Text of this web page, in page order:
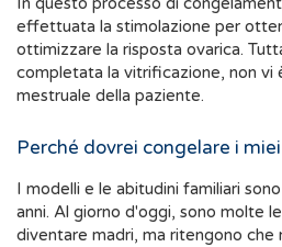
effettuata la stimolazione per
ottimizzare la risposta ovarica.
completata la vitrificazione, non vi
mestruale della paziente.
Perché dovrei congelare i
I modelli e le abitudini familiari
anni. Al giorno d'oggi, sono molte
diventare madri, ma ritengono che